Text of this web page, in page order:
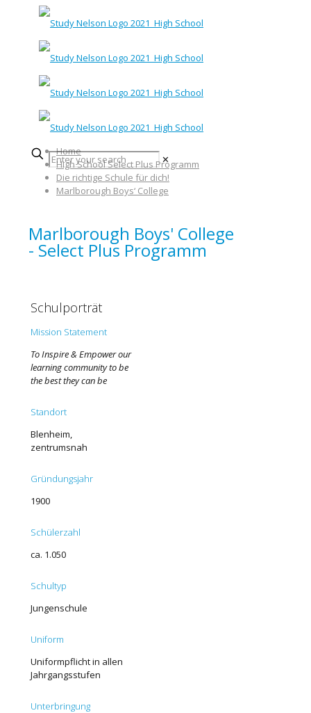
✕
Home
High School Select Plus Programm
Die richtige Schule für dich!
Marlborough Boys‘ College
Marlborough Boys' College
- Select Plus Programm
Schulporträt
Mission Statement
To Inspire & Empower our
learning community to be
the best they can be
Standort
Blenheim,
zentrumsnah
Gründungsjahr
1900
Schülerzahl
ca. 1.050
Schultyp
Jungenschule
Uniform
Uniformpflicht in allen
Jahrgangsstufen
Unterbringung